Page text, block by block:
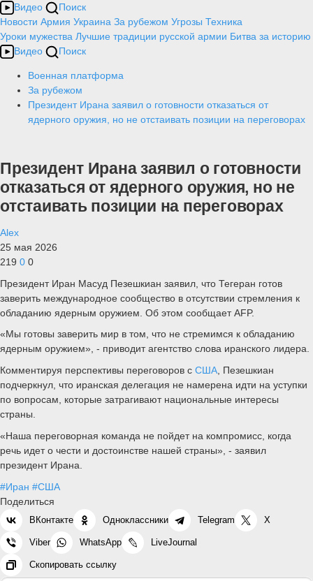
Видео
Поиск
Новости Армия Украина За рубежом Угрозы Техника
Уроки мужества Лучшие традиции русской армии Битва за историю
Видео
Поиск
Военная платформа
За рубежом
Президент Ирана заявил о готовности отказаться от
ядерного оружия, но не отстаивать позиции на переговорах
Президент Ирана заявил о готовности
отказаться от ядерного оружия, но не
отстаивать позиции на переговорах
Alex
25 мая 2026
219 0 0
Президент Иран Масуд Пезешкиан заявил, что Тегеран готов
заверить международное сообщество в отсутствии стремления к
обладанию ядерным оружием. Об этом сообщает AFP.
«Мы готовы заверить мир в том, что не стремимся к обладанию
ядерным оружием», - приводит агентство слова иранского лидера.
Комментируя перспективы переговоров с США , Пезешкиан
подчеркнул, что иранская делегация не намерена идти на уступки
по вопросам, которые затрагивают национальные интересы
страны.
«Наша переговорная команда не пойдет на компромисс, когда
речь идет о чести и достоинстве нашей страны», - заявил
президент Ирана.
#Иран #США
Поделиться
ВКонтакте Одноклассники Telegram X
Viber WhatsApp LiveJournal
Скопировать ссылку